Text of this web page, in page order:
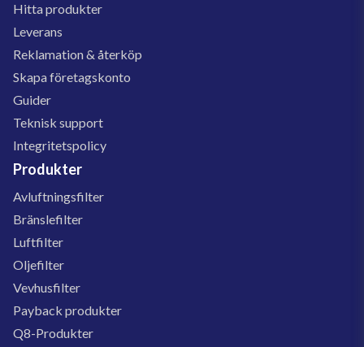
Hitta produkter
Leverans
Reklamation & återköp
Skapa företagskonto
Guider
Teknisk support
Integritetspolicy
Produkter
Avluftningsfilter
Bränslefilter
Luftfilter
Oljefilter
Vevhusfilter
Payback produkter
Q8-Produkter